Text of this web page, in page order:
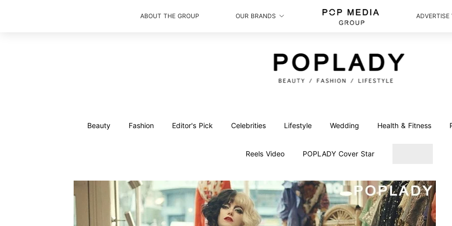
ABOUT THE GROUP OUR BRANDS
Beauty Fashion Editor's Pick Celebrities Lifestyle Wedding Health & Fitness
Reels Video POPLADY Cover Star